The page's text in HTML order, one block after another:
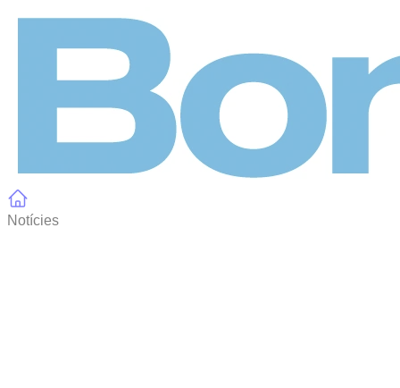
Notícies